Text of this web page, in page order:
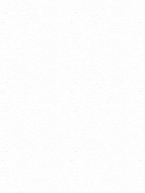
サービス ］を導入して
正確でない場合があり
、当社では責任を負う
ァイルなど、翻訳の対